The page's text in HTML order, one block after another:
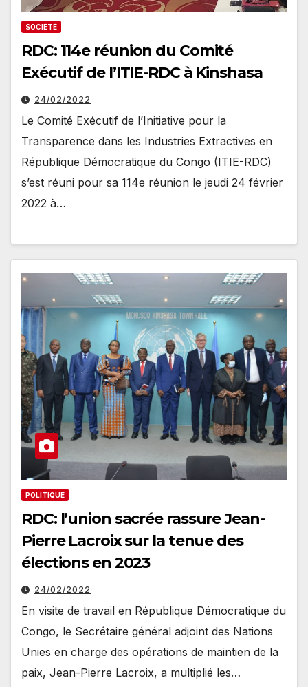
SOCIÉTÉ
RDC: 114e réunion du Comité
Exécutif de l’ITIE-RDC à Kinshasa
24/02/2022
Le Comité Exécutif de l’Initiative pour la
Transparence dans les Industries Extractives en
République Démocratique du Congo (ITIE-RDC)
s’est réuni pour sa 114e réunion le jeudi 24 février
2022 à…
POLITIQUE
RDC: l’union sacrée rassure Jean-
Pierre Lacroix sur la tenue des
élections en 2023
24/02/2022
En visite de travail en République Démocratique du
Congo, le Secrétaire général adjoint des Nations
Unies en charge des opérations de maintien de la
paix, Jean-Pierre Lacroix, a multiplié les…